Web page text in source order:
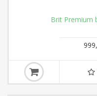
Brit Premium